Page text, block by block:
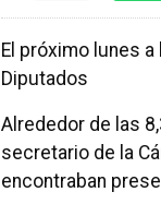
El próximo lunes
Diputados
Alrededor de las
secretario de la
encontraban